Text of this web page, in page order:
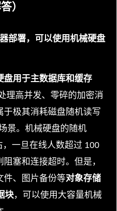
）
部署，可以使用机械硬盘
盘用于主数据库和缓存
理高并发、零碎的加密消
于极其消耗磁盘随机读写
景。机械硬盘的随机
一旦在线人数超过 100
塞和连接超时。但是，
件、图片备份等对象存储
块，可以使用大容量机械